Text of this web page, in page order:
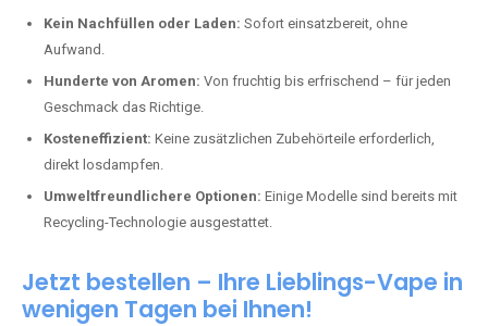
Kein Nachfüllen oder Laden: Sofort einsatzbereit, ohne
Aufwand.
Hunderte von Aromen: Von fruchtig bis erfrischend – für jeden
Geschmack das Richtige.
Kosteneffizient: Keine zusätzlichen Zubehörteile erforderlich,
direkt losdampfen.
Umweltfreundlichere Optionen: Einige Modelle sind bereits mit
Recycling-Technologie ausgestattet.
Jetzt bestellen – Ihre Lieblings-Vape in
wenigen Tagen bei Ihnen!